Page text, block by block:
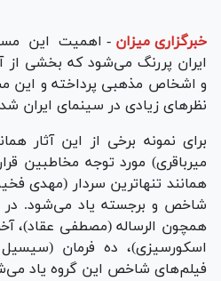
خبرگزاری میزان - اهمیت این
ایران پررنگ می‌شود که بخشی از
و اشخاص مذهبی پرداخته و این
نظرهای زیادی در سینمای ایران
برای نمونه برخی از این آثار
میرباقری) مورد توجه مخاطبین
همانند تنهاترین سردار (مهدی
شاخص و برجسته یاد می‌شود. در
همچون الرساله (مصطفی عقاد)،
اسکورسیزی)، ده فرمان
فیلم‌های شاخص این گروه یاد